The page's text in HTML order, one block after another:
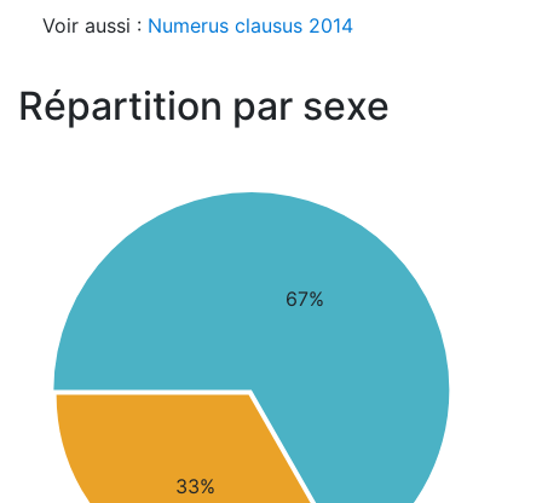
Voir aussi : Numerus clausus 2014
Répartition par sexe
67%
33%